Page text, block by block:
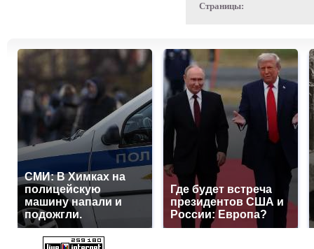
Страницы:
СМИ: В Химках на
полицейскую
машину напали и
подожгли.
Где будет встреча
президентов США и
России: Европа?